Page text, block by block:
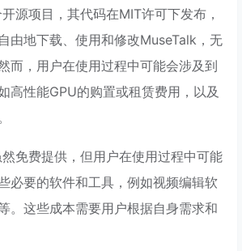
源项目，其代码在MIT许可下发布，
由地下载、使用和修改MuseTalk，无
而，用户在使用过程中可能会涉及到
高性能GPU的购置或租赁费用，以及
免费提供，但用户在使用过程中可能
必要的软件和工具，例如视频编辑软
。这些成本需要用户根据自身需求和